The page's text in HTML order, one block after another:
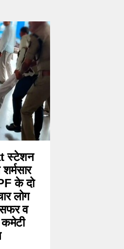
स्टेशन
के दो
लोग
व